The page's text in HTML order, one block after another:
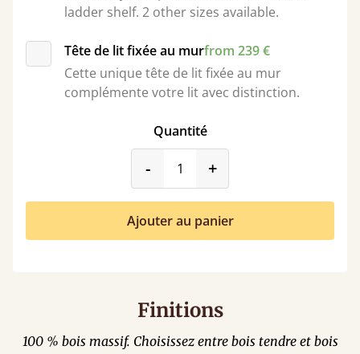
ladder shelf. 2 other sizes available.
Tête de lit fixée au murfrom 239 €
Cette unique tête de lit fixée au mur
complémente votre lit avec distinction.
Quantité
-product_form.decrease
+
Ajouter au panier
Finitions
100 % bois massif. Choisissez entre bois tendre et bois